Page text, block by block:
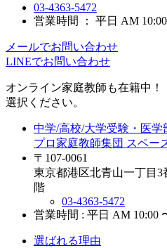
03-4363-5472
営業時間 ： 平日 AM
メールでお問い合わせ
LINEでお問い合わせ
オンライン家庭教師 も在籍中
選択ください。
中学/高校/大学受験・医学
プロ家庭教師集団 スペー
〒107-0061
東京都港区北青山一丁目
階
03-4363-5472
営業時間 : 平日 AM 10:00
選ばれる理由